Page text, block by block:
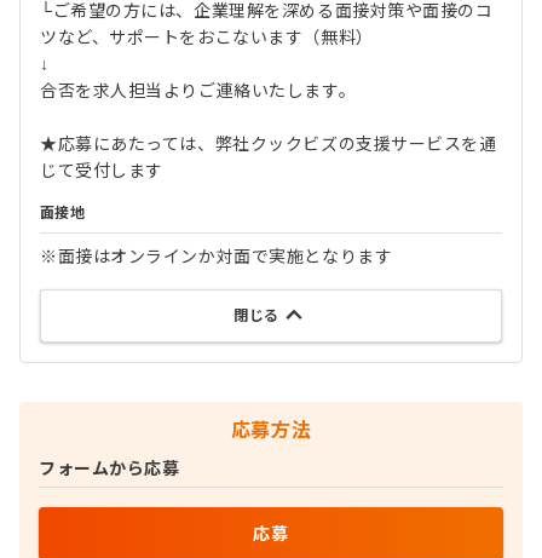
└ご希望の方には、企業理解を深める面接対策や面接のコ
ツなど、サポートをおこないます（無料）
↓
合否を求人担当よりご連絡いたします。
★応募にあたっては、弊社クックビズの支援サービスを通
じて受付します
面接地
※面接はオンラインか対面で実施となります
閉じる
応募方法
フォームから応募
応募